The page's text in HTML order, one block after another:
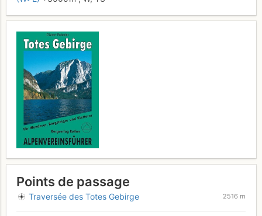
Points de passage
Traversée des Totes Gebirge 2516 m